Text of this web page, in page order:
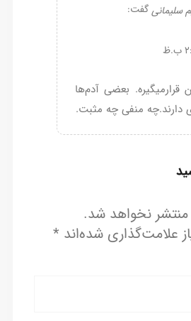
سلیمانیگفت:
قرارمیگیره. بعضی آدم‌ها
دارند.چه منفی چه مثبت.
نخواهد شد.
علامت‌گذاری شده‌اند *